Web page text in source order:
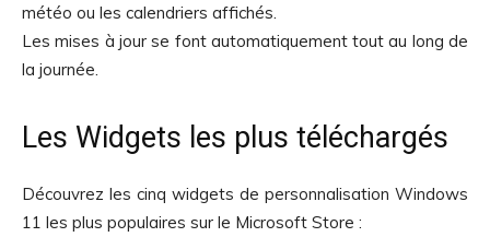
météo ou les calendriers affichés.
Les mises à jour se font automatiquement tout au long de
la journée.
Les Widgets les plus téléchargés
Découvrez les cinq widgets de personnalisation Windows
11 les plus populaires sur le Microsoft Store :